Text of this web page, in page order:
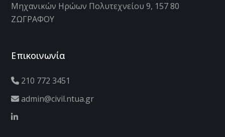
Μηχανικών Ηρώων Πολυτεχνείου 9, 157 80
ΖΩΓΡΑΦΟΥ
Επικοινωνία
210 772 3451
admin@civil.ntua.gr